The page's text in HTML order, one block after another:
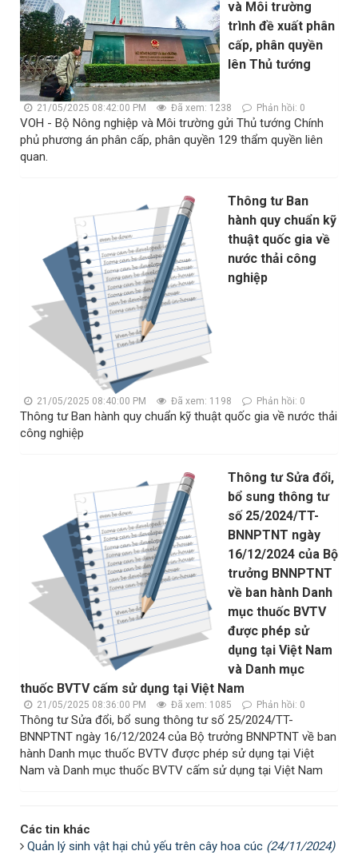
và Môi trường
trình đề xuất phân
cấp, phân quyền
lên Thủ tướng
21/05/2025 08:42:00 PM Đã xem: 1238 Phản hồi: 0
VOH - Bộ Nông nghiệp và Môi trường gửi Thủ tướng Chính
phủ phương án phân cấp, phân quyền 129 thẩm quyền liên
quan.
Thông tư Ban
hành quy chuẩn kỹ
thuật quốc gia về
nước thải công
nghiệp
21/05/2025 08:40:00 PM Đã xem: 1198 Phản hồi: 0
Thông tư Ban hành quy chuẩn kỹ thuật quốc gia về nước thải
công nghiệp
Thông tư Sửa đổi,
bổ sung thông tư
số 25/2024/TT-
BNNPTNT ngày
16/12/2024 của Bộ
trưởng BNNPTNT
về ban hành Danh
mục thuốc BVTV
được phép sử
dụng tại Việt Nam
và Danh mục
thuốc BVTV cấm sử dụng tại Việt Nam
21/05/2025 08:36:00 PM Đã xem: 1085 Phản hồi: 0
Thông tư Sửa đổi, bổ sung thông tư số 25/2024/TT-
BNNPTNT ngày 16/12/2024 của Bộ trưởng BNNPTNT về ban
hành Danh mục thuốc BVTV được phép sử dụng tại Việt
Nam và Danh mục thuốc BVTV cấm sử dụng tại Việt Nam
Các tin khác
Quản lý sinh vật hại chủ yếu trên cây hoa cúc (24/11/2024)